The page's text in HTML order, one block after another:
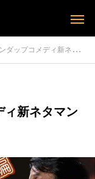
ディ新ネタマンスリーライブ 2月編」
ィ新ネタマン